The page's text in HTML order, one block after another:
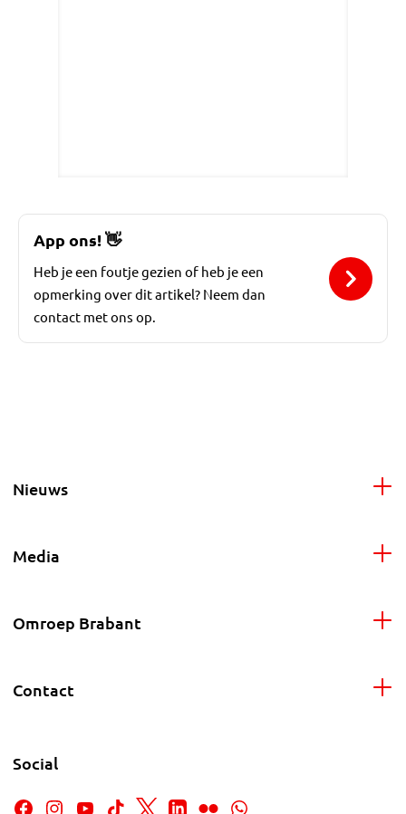
App ons!👋
Heb je een foutje gezien of heb je een
opmerking over dit artikel? Neem dan
contact met ons op.
Nieuws
Media
Omroep Brabant
Contact
Social